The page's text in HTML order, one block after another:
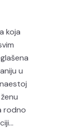
koja
u
rodno